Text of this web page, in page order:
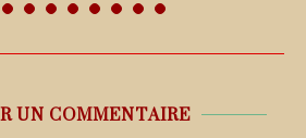
UN COMMENTAIRE